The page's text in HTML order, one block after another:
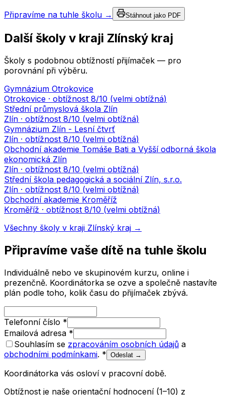
Připravíme na tuhle školu → Stáhnout jako PDF
Další školy v kraji Zlínský kraj
Školy s podobnou obtížností přijímaček — pro
porovnání při výběru.
Gymnázium Otrokovice
Otrokovice · obtížnost 8/10 (velmi obtížná)
Střední průmyslová škola Zlín
Zlín · obtížnost 8/10 (velmi obtížná)
Gymnázium Zlín - Lesní čtvrť
Zlín · obtížnost 8/10 (velmi obtížná)
Obchodní akademie Tomáše Bati a Vyšší odborná škola
ekonomická Zlín
Zlín · obtížnost 8/10 (velmi obtížná)
Střední škola pedagogická a sociální Zlín, s.r.o.
Zlín · obtížnost 8/10 (velmi obtížná)
Obchodní akademie Kroměříž
Kroměříž · obtížnost 8/10 (velmi obtížná)
Všechny školy v kraji Zlínský kraj →
Připravíme vaše dítě na tuhle školu
Individuálně nebo ve skupinovém kurzu, online i
prezenčně. Koordinátorka se ozve a společně nastavíte
plán podle toho, kolik času do přijímaček zbývá.
Telefonní číslo *
Emailová adresa *
Souhlasím se zpracováním osobních údajů a
obchodními podmínkami. * Odeslat →
Koordinátorka vás osloví v pracovní době.
Obtížnost je naše orientační hodnocení (1–10) z